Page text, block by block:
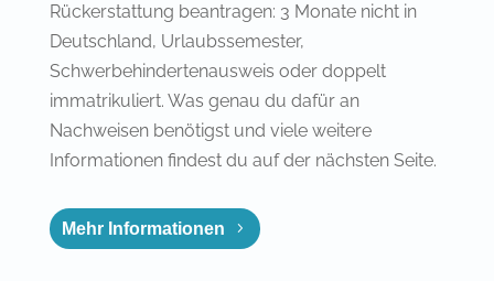
Rückerstattung beantragen: 3 Monate nicht in
Deutschland, Urlaubssemester,
Schwerbehindertenausweis oder doppelt
immatrikuliert. Was genau du dafür an
Nachweisen benötigst und viele weitere
Informationen findest du auf der nächsten Seite.
Mehr Informationen